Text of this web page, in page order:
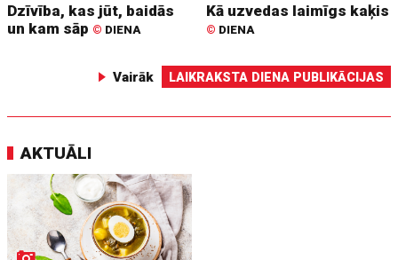
Dzīvība, kas jūt, baidās
un kam sāp © DIENA
Kā uzvedas laimīgs kaķis
© DIENA
Vairāk LAIKRAKSTA DIENA PUBLIKĀCIJAS
AKTUĀLI